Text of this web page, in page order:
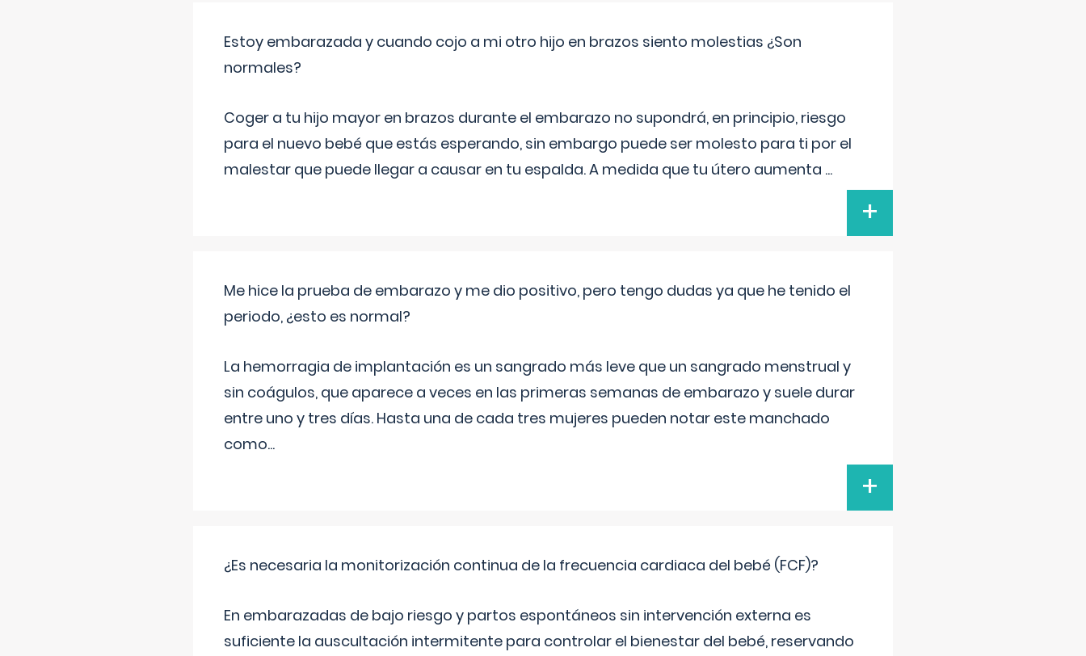
Estoy embarazada y cuando cojo a mi otro hijo en brazos siento molestias ¿Son
normales?
Coger a tu hijo mayor en brazos durante el embarazo no supondrá, en principio, riesgo
para el nuevo bebé que estás esperando, sin embargo puede ser molesto para ti por el
malestar que puede llegar a causar en tu espalda. A medida que tu útero aumenta ...
+
Me hice la prueba de embarazo y me dio positivo, pero tengo dudas ya que he tenido el
periodo, ¿esto es normal?
La hemorragia de implantación es un sangrado más leve que un sangrado menstrual y
sin coágulos, que aparece a veces en las primeras semanas de embarazo y suele durar
entre uno y tres días. Hasta una de cada tres mujeres pueden notar este manchado
como...
+
¿Es necesaria la monitorización continua de la frecuencia cardiaca del bebé (FCF)?
En embarazadas de bajo riesgo y partos espontáneos sin intervención externa es
suficiente la auscultación intermitente para controlar el bienestar del bebé, reservando